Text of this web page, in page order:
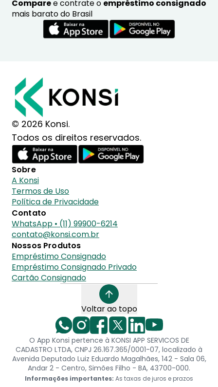
Comparee contrate o empréstimo consignado
mais barato do Brasil
© 2026 Konsi.
Todos os direitos reservados.
Sobre
A Konsi
Termos de Uso
Política de Privacidade
Contato
WhatsApp • (11) 99900-6214
contato@konsi.com.br
Nossos Produtos
Empréstimo Consignado
Empréstimo Consignado Privado
Cartão Consignado
Voltar ao topo
O App Konsi pertence à KONSI APP SERVICOS DE
CADASTRO LTDA, CNPJ 26.167.365/0001-07, localizado à
Avenida Deputado Luiz Eduardo Magalhães, 142 - Sala 06,
Andar 2 - Centro, Simões Filho - BA, 43700-000.
Informações importantes: As taxas de juros e prazos